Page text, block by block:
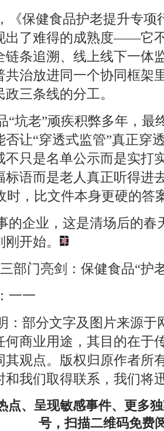
《保健食品护老提升专项
出了难得的成熟度——它
链条追溯、线上线下一体
共治放进同一个协同框架
三条线的分工。
“坑老”顽疾积弊多年，最
否让“穿透式监管”真正穿
不只是名单公示而是实打
标语而是老人真正听得进
时，比文件本身更硬的答
的企业，这是清场后的春
开始。
部门亮剑：保健食品“护
一一
：部分文字及图片来源
何商业用途，其目的在于
其观点。版权归原作者所
和我们取得联系，我们将
点、呈现敏感事件、更多
号，扫描二维码免费